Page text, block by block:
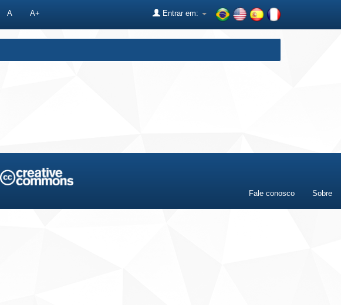
A A+ Entrar em:
Fale conosco Sobre